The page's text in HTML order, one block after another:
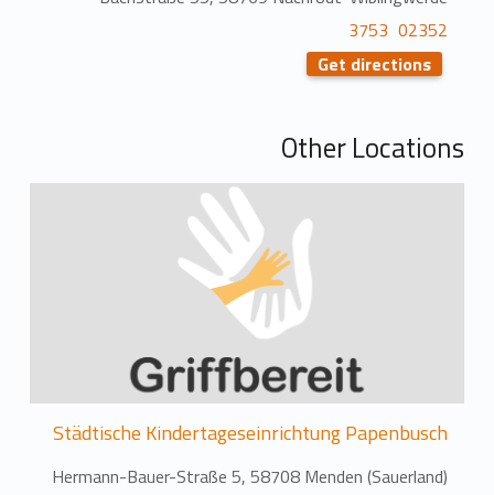
02352 3753
Get directions
Other Locations
Städtische Kindertageseinrichtung Papenbusch
Hermann-Bauer-Straße 5, 58708 Menden (Sauerland)